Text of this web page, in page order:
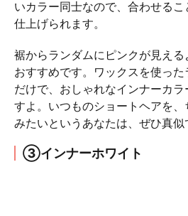
いカラー同士なので、合わせる
仕上げられます。
裾からランダムにピンクが見え
おすすめです。ワックスを使っ
だけで、おしゃれなインナーカラ
すよ。いつものショートヘアを
みたいというあなたは、ぜひ真似
③インナーホワイト